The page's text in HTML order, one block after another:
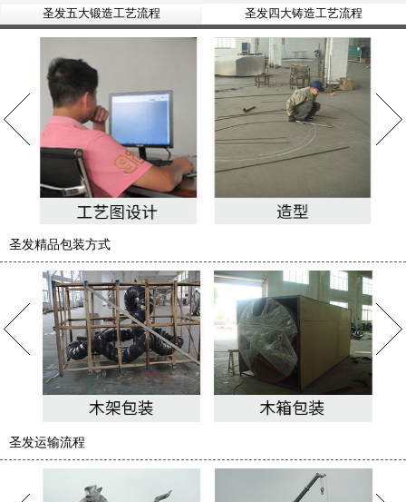
圣发五大锻造工艺流程 圣发四大铸造工艺流程
圣发精品包装方式
圣发运输流程